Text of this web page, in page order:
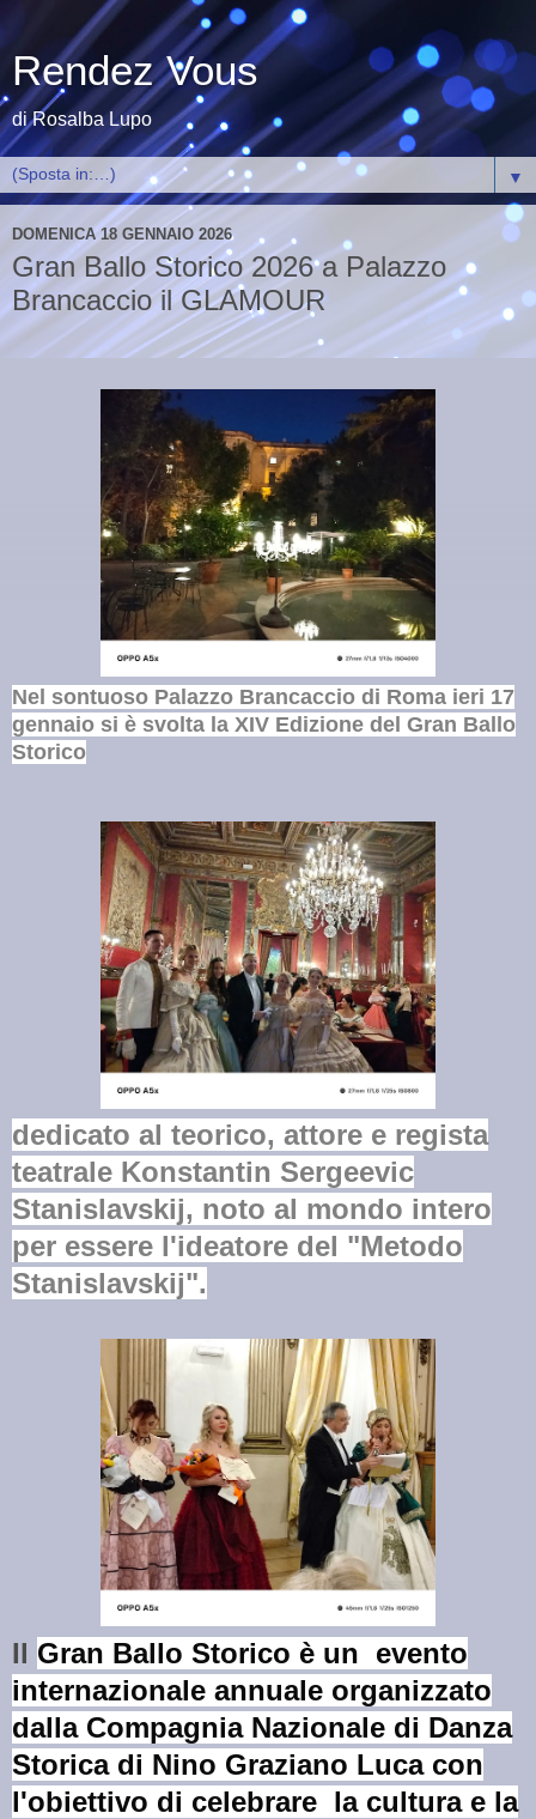
Rendez Vous
di Rosalba Lupo
▼
DOMENICA 18 GENNAIO 2026
Gran Ballo Storico 2026 a Palazzo
Brancaccio il GLAMOUR
Nel sontuoso Palazzo Brancaccio di Roma ieri 17
gennaio si è svolta la XIV Edizione del Gran Ballo
Storico
dedicato al teorico, attore e regista
teatrale Konstantin Sergeevic
Stanislavskij, noto al mondo intero
per essere l'ideatore del "Metodo
Stanislavskij".
Il Gran Ballo Storico è un evento
internazionale annuale organizzato
dalla Compagnia Nazionale di Danza
Storica di Nino Graziano Luca con
l'obiettivo di celebrare la cultura e la